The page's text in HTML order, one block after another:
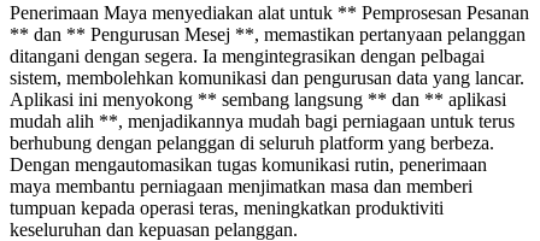
Penerimaan Maya menyediakan alat untuk ** Pemprosesan Pesanan
** dan ** Pengurusan Mesej **, memastikan pertanyaan pelanggan
ditangani dengan segera. Ia mengintegrasikan dengan pelbagai
sistem, membolehkan komunikasi dan pengurusan data yang lancar.
Aplikasi ini menyokong ** sembang langsung ** dan ** aplikasi
mudah alih **, menjadikannya mudah bagi perniagaan untuk terus
berhubung dengan pelanggan di seluruh platform yang berbeza.
Dengan mengautomasikan tugas komunikasi rutin, penerimaan
maya membantu perniagaan menjimatkan masa dan memberi
tumpuan kepada operasi teras, meningkatkan produktiviti
keseluruhan dan kepuasan pelanggan.